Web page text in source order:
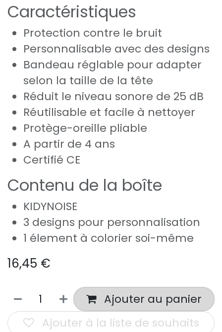
Caractéristiques
Protection contre le bruit
Personnalisable avec des designs
Bandeau réglable pour adapter
selon la taille de la tête
Réduit le niveau sonore de 25 dB
Réutilisable et facile à nettoyer
Protège-oreille pliable
A partir de 4 ans
Certifié CE
Contenu de la boîte
KIDYNOISE
3 designs pour personnalisation
1 élement à colorier soi-même
16,45 €
Ajouter au panier
Ajouter à la liste de souhaits